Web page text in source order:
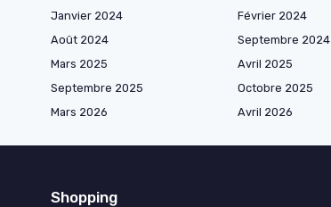
Janvier 2024 Février 2024
Août 2024
Septembre 2024
Mars 2025
Avril 2025
Septembre 2025
Octobre 2025
Mars 2026
Avril 2026
Shopping